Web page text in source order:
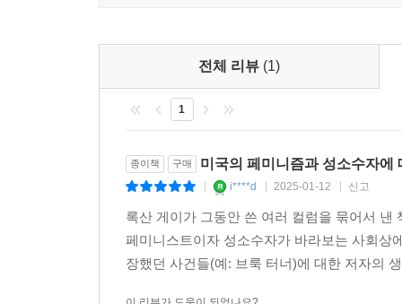
세상을 구하는 것은 대담하고 단단한 말이다
항의하고, 분노하고, 기억하는 말의 힘
좌절감을 느끼고 있다. 록산 게이는 투표 당일,
후보에 투표한다는 열정적인 글을 올렸고, 선거
외부의 변화, 단번에 주어지는 해결책으로 이 복
사용할 수 있다는 사실을 깨닫고 자신의 위치에서
전체 리뷰 (1)
1
종이책 구매 미국의 페미니즘과 성소수자에
i****d 2025-01-12 신고
록산 게이가 그동안 쓴 여러 컬럼을 묶어서
페미니스트이자 성소수자가 바라보는 사회상
장했던 사건들(예: 브룩 터너)에 대한 저자의